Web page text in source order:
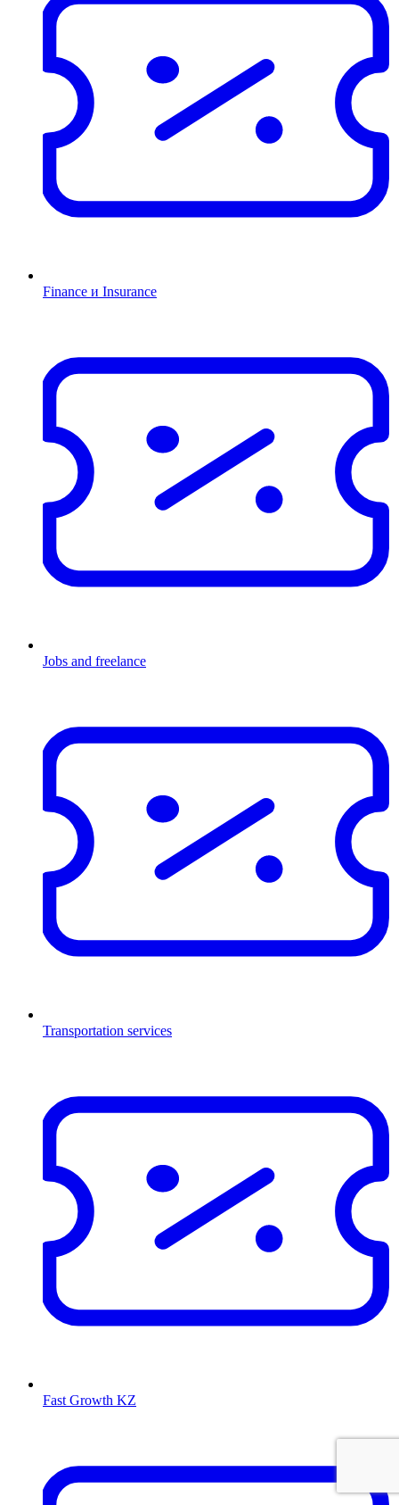
Finance и Insurance
Jobs and freelance
Transportation services
Fast Growth KZ